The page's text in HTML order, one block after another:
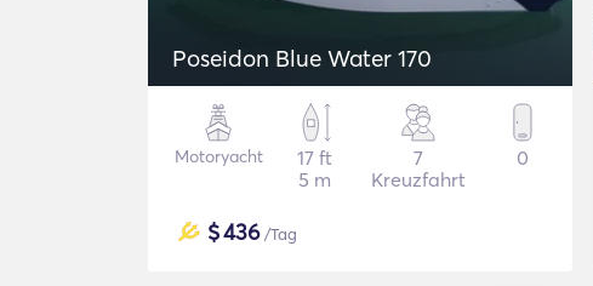
Poseidon Blue Water 170
Motoryacht
17 ft
5 m
7
Kreuzfahrt
0
$436/Tag